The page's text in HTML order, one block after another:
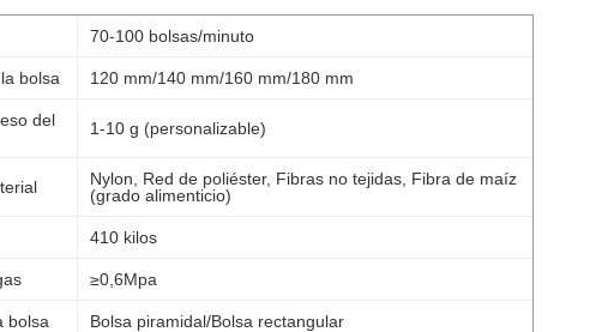
70-100 bolsas/minuto
bolsa 120 mm/140 mm/160 mm/180 mm
del
1-10 g (personalizable)
Nylon, Red de poliéster, Fibras no tejidas, Fibra de maíz
(grado alimenticio)
410 kilos
≥0,6Mpa
bolsa Bolsa piramidal/Bolsa rectangular